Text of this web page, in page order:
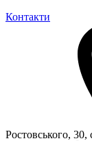
Контакти
Ростовського,